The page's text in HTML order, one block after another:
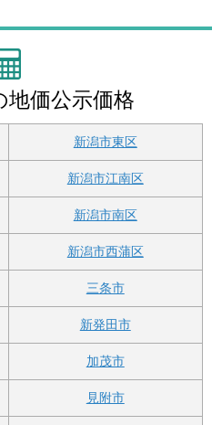
地価公示価格
新潟市東区
新潟市江南区
新潟市南区
新潟市西蒲区
三条市
新発田市
加茂市
見附市